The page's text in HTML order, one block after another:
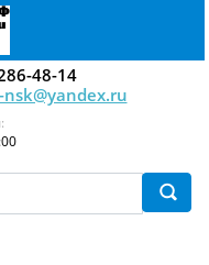
48-14
nsk@yandex.ru